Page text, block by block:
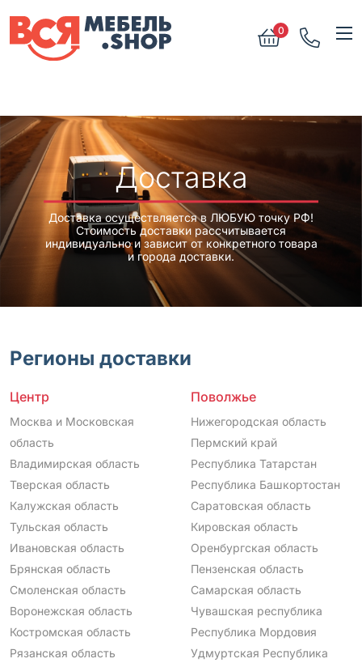
0
Доставка
Доставка осуществляется в ЛЮБУЮ точку РФ!
Стоимость доставки рассчитывается
индивидуально и зависит от конкретного товара
и города доставки.
Регионы доставки
Центр
Москва и Московская
область
Владимирская область
Тверская область
Калужская область
Тульская область
Ивановская область
Брянская область
Смоленская область
Воронежская область
Костромская область
Рязанская область
Поволжье
Нижегородская область
Пермский край
Республика Татарстан
Республика Башкортостан
Саратовская область
Кировская область
Оренбургская область
Пензенская область
Самарская область
Чувашская республика
Республика Мордовия
Удмуртская Республика